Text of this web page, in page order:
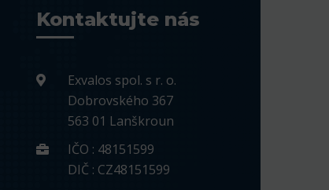
Kontaktujte nás
Exvalos spol. s r. o.
Dobrovského 367
563 01 Lanškroun
IČO : 48151599
DIČ : CZ48151599